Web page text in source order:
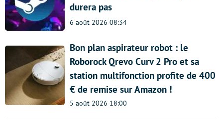
durera pas
6 août 2026 08:34
Bon plan aspirateur robot : le
Roborock Qrevo Curv 2 Pro et sa
station multifonction profite de 400
€ de remise sur Amazon !
5 août 2026 18:00